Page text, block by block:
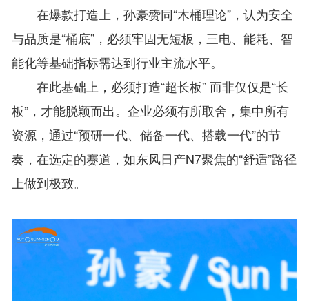
在爆款打造上，孙豪赞同“木桶理论”，认为安全
与品质是“桶底”，必须牢固无短板，三电、能耗、智
能化等基础指标需达到行业主流水平。
在此基础上，必须打造“超长板” 而非仅仅是“长
板”，才能脱颖而出。企业必须有所取舍，集中所有
资源，通过“预研一代、储备一代、搭载一代”的节
奏，在选定的赛道，如东风日产N7聚焦的“舒适”路径
上做到极致。